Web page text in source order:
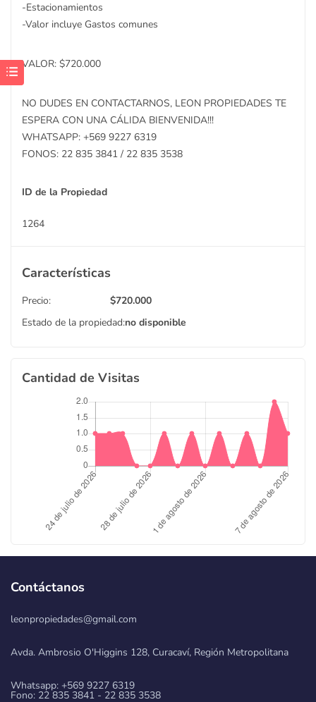
-Estacionamientos
-Valor incluye Gastos comunes
VALOR: $720.000
NO DUDES EN CONTACTARNOS, LEON PROPIEDADES TE
ESPERA CON UNA CÁLIDA BIENVENIDA!!!
WHATSAPP: +569 9227 6319
FONOS: 22 835 3841 / 22 835 3538
ID de la Propiedad
1264
Características
Precio: $720.000
Estado de la propiedad:no disponible
Cantidad de Visitas
Contáctanos
leonpropiedades@gmail.com
Avda. Ambrosio O'Higgins 128, Curacaví, Región Metropolitana
Whatsapp: +569 9227 6319
Fono: 22 835 3841 - 22 835 3538